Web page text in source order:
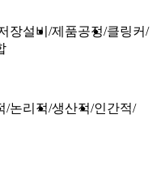
장설비 제품공정 클링커
논리적 생산적 인간적